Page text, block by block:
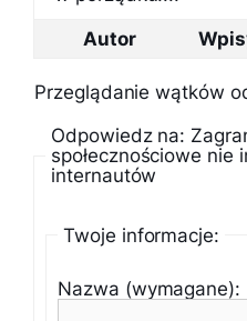
Autor
Przeglądanie wątków
Odpowiedz na:
społecznościowe nie
internautów
Twoje informacje:
Nazwa (wymagane):